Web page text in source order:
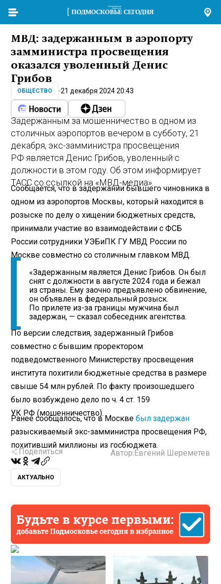
МВД: задержанным в аэропорту
замминистра просвещения
оказался уволенный Денис
Грибов
ОБЩЕСТВО 21 декабря 2024 20:43
Задержанным за мошенничество в одном из
столичных аэропортов вечером в субботу, 21
декабря, экс-замминистра просвещения
РФ является Денис Грибов, уволенный с
должности в этом году. Об этом информирует
ТАСС со ссылкой на «МВД-медиа».
Сообщается, что в задержании бывшего чиновника в
одном из аэропортов Москвы, который находится в
розыске по делу о хищении бюджетных средств,
принимали участие во взаимодействии с ФСБ
России сотрудники УЭБиПК ГУ МВД России по
Москве совместно со столичным главком МВД.
«Задержанным является Денис Грибов. Он был
снят с должности в августе 2024 года и бежал
из страны. Ему заочно предъявлено обвинение,
он объявлен в федеральный розыск.
По прилете из-за границы мужчина был
задержан, — сказал собеседник агентства.
По версии следствия, задержанный Грибов
совместно с бывшим проректором
подведомственного Министерству просвещения
института похитили бюджетные средства в размере
свыше 54 млн рублей. По факту произошедшего
было возбуждено дело по ч. 4 ст. 159
УК РФ (мошенничество).
Ранее сообщалось, что в Москвебыл задержан
разыскиваемый экс-замминистра просвещения РФ,
похитивший миллионы из госбюджета.
Поделиться Автор: Евгений Шереметев
АКТУАЛЬНО